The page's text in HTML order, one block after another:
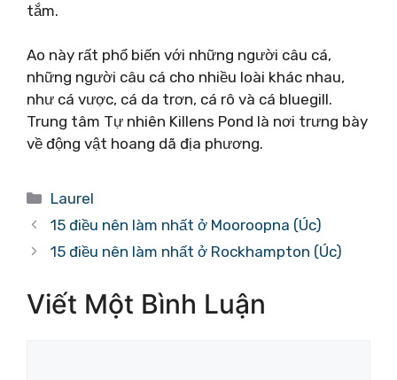
tắm.
Ao này rất phổ biến với những người câu cá,
những người câu cá cho nhiều loài khác nhau,
như cá vược, cá da trơn, cá rô và cá bluegill.
Trung tâm Tự nhiên Killens Pond là nơi trưng bày
về động vật hoang dã địa phương.
Danh
mục
Laurel
15 điều nên làm nhất ở Mooroopna (Úc)
15 điều nên làm nhất ở Rockhampton (Úc)
Viết Một Bình Luận